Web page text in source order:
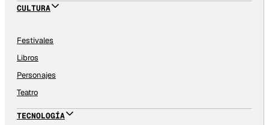
CULTURA
Festivales
Libros
Personajes
Teatro
TECNOLOGÍA